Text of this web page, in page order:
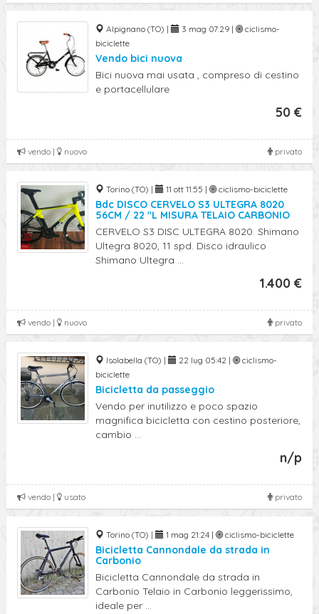
Alpignano (TO) | 3 mag 07:29 |
ciclismo-
biciclette
Vendo bici nuova
Bici nuova mai usata , compreso di cestino
e portacellulare
50 €
privato
vendo | nuovo
Torino (TO) | 11 ott 11:55 | ciclismo-biciclette
Bdc DISCO CERVELO S3 ULTEGRA 8020
56CM / 22 "L MISURA TELAIO CARBONIO
CERVELO S3 DISC ULTEGRA 8020. Shimano
Ultegra 8020, 11 spd. Disco idraulico
Shimano Ultegra ...
1.400 €
privato
vendo | nuovo
Isolabella (TO) | 22 lug 05:42 |
ciclismo-
biciclette
Bicicletta da passeggio
Vendo per inutilizzo e poco spazio
magnifica bicicletta con cestino posteriore,
cambio ...
n/p
privato
vendo | usato
Torino (TO) | 1 mag 21:24 | ciclismo-biciclette
Bicicletta Cannondale da strada in
Carbonio
Bicicletta Cannondale da strada in
Carbonio Telaio in Carbonio leggerissimo,
ideale per ...